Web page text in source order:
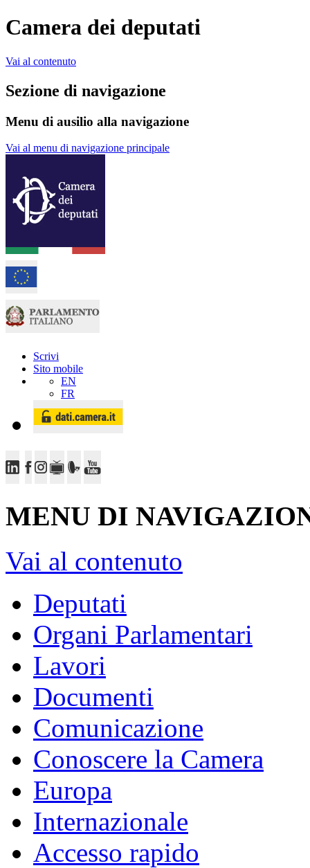
Camera dei deputati
Vai al contenuto
Sezione di navigazione
Menu di ausilio alla navigazione
Vai al menu di navigazione principale
Scrivi
Sito mobile
EN
FR
MENU DI
Vai al contenuto
Deputati
Organi Parlamentari
Lavori
Documenti
Comunicazione
Conoscere la Camera
Europa
Internazionale
Accesso rapido